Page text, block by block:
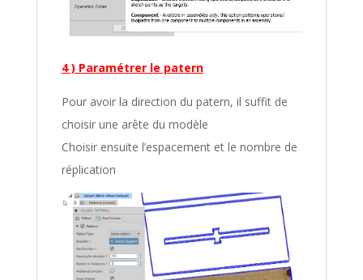
4 ) Paramétrer le patern
Pour avoir la direction du patern, il suffit de
choisir une arête du modèle
Choisir ensuite l’espacement et le nombre de
réplication